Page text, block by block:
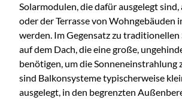
Solarmodulen, die dafür ausgelegt sind,
oder der Terrasse von Wohngebäuden
werden. Im Gegensatz zu
auf dem Dach, die eine große,
benötigen, um die Sonneneinstrahlung
sind Balkonsysteme typischerweise
ausgelegt, in den begrenzten